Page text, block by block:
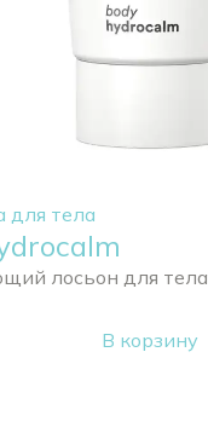
для тела
лосьон для тела
В корзину